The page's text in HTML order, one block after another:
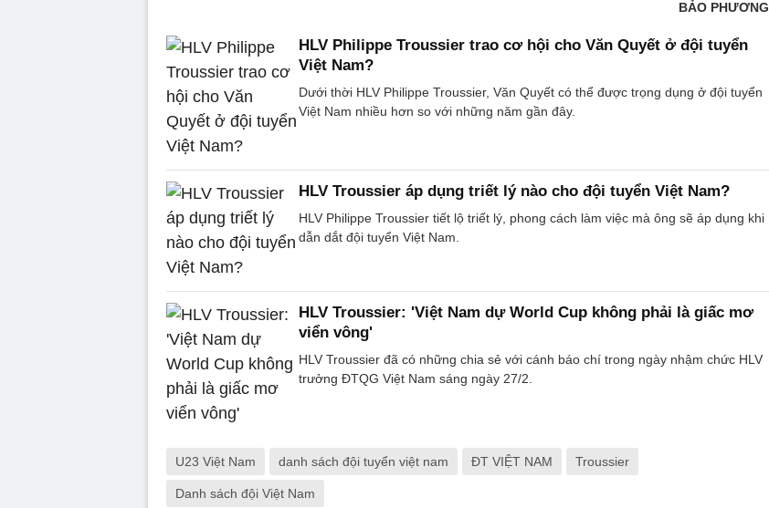
BẢO PHƯƠNG
HLV Philippe Troussier trao cơ hội cho Văn Quyết ở đội tuyển
Việt Nam?
Dưới thời HLV Philippe Troussier, Văn Quyết có thể được trọng dụng ở đội tuyển
Việt Nam nhiều hơn so với những năm gần đây.
HLV Troussier áp dụng triết lý nào cho đội tuyển Việt Nam?
HLV Philippe Troussier tiết lộ triết lý, phong cách làm việc mà ông sẽ áp dụng khi
dẫn dắt đội tuyển Việt Nam.
HLV Troussier: 'Việt Nam dự World Cup không phải là giấc mơ
viển vông'
HLV Troussier đã có những chia sẻ với cánh báo chí trong ngày nhậm chức HLV
trưởng ĐTQG Việt Nam sáng ngày 27/2.
U23 Việt Nam danh sách đội tuyển việt nam ĐT VIỆT NAM Troussier
Danh sách đội Việt Nam